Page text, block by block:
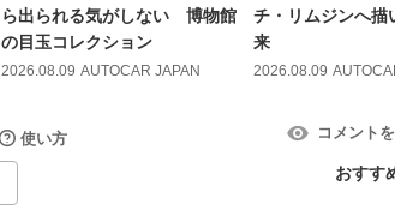
ら出られる気がしない 博物館
の目玉コレクション
2026.08.09 AUTOCAR JAPAN
チ・リムジンへ描
来
2026.08.09
使い方 コメント
おすす